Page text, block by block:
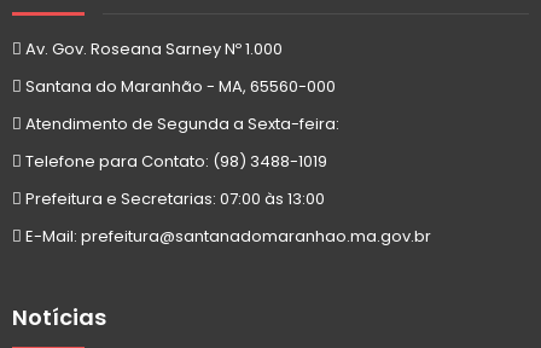
Av. Gov. Roseana Sarney Nº 1.000
Santana do Maranhão - MA, 65560-000
Atendimento de Segunda a Sexta-feira:
Telefone para Contato: (98) 3488-1019
Prefeitura e Secretarias: 07:00 às 13:00
E-Mail: prefeitura@santanadomaranhao.ma.gov.br
Notícias